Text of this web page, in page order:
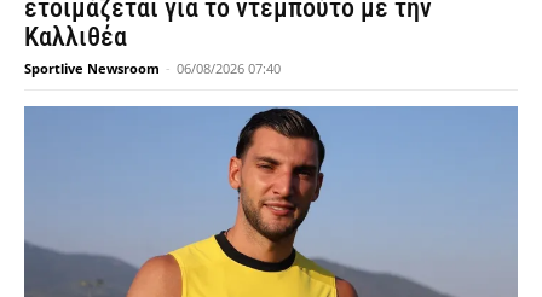
ετοιμάζεται για το ντεμπούτο με την
Καλλιθέα
Sportlive Newsroom - 06/08/2026 07:40